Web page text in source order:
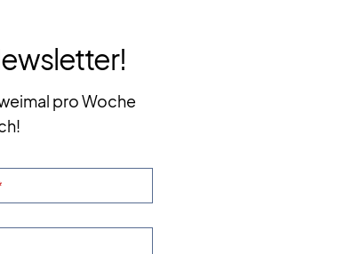
pro Woche